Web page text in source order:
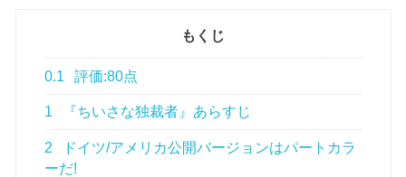
もくじ
0.1 評価:80点
1 『ちいさな独裁者』あらすじ
2
ドイツ/アメリカ公開バージョンはパートカラ
ーだ!